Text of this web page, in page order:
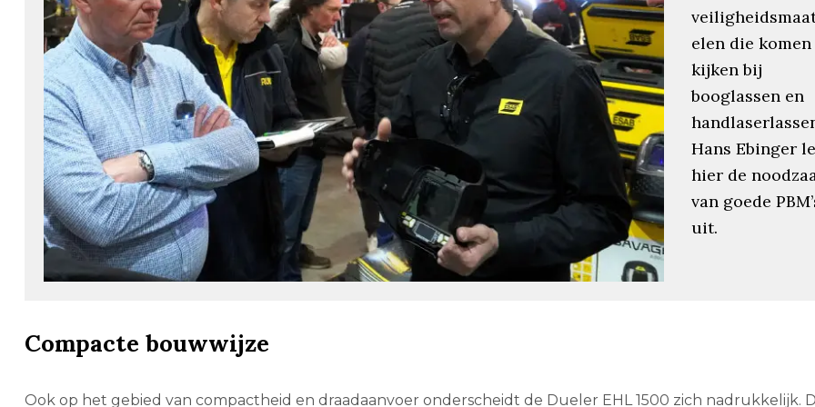
elen die komen
kijken bij
booglassen en
Hans Ebinger
hier de
van goede
uit.
Compacte bouwwijze
Ook op het gebied van compactheid en draadaanvoer onderscheidt de Dueler EHL 1500 zich nadrukkelijk.